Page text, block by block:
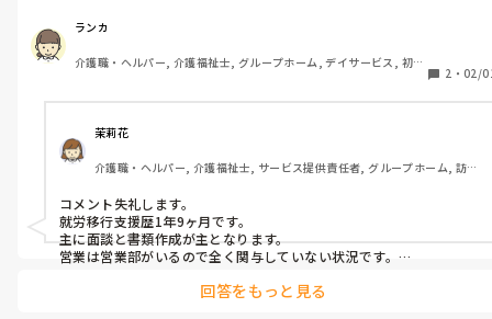
・昔の話などトイレと関係ない話題を振ってみる
・お部屋で横になって休みますか？ときく(何回もトイレに行っ
ると疲れて来るので、「寝る」と言うときもある。が、臥床して
もあり）
その方のトイレ訴えに上手く対応しないと、他の方の不穏を招い
たり、トイレ介助が重なった時などにも影響が出てしまいます。
また、ご飯の支度などが全く進まず、本当に何も出来なくなりま
す。たまに料理を手伝ってくれる方がいますが、入居者さんが包
丁を使っている時にそれが始まると、台所を離れるのがすごく怖
よろしくお願いします🙇
ランカ
介護職・ヘルパー, 介護福祉士, グループホーム, デイサービス, 初任
2 ・ 02/
茉莉花
介護職・ヘルパー, 介護福祉士, サービス提供責任者, グループホーム, 訪問
コメント失礼します。
就労移行支援歴1年9ヶ月です。
主に面談と書類作成が主となります。
営業は営業部がいるので全く関与していない状況です。
回答をもっと見る